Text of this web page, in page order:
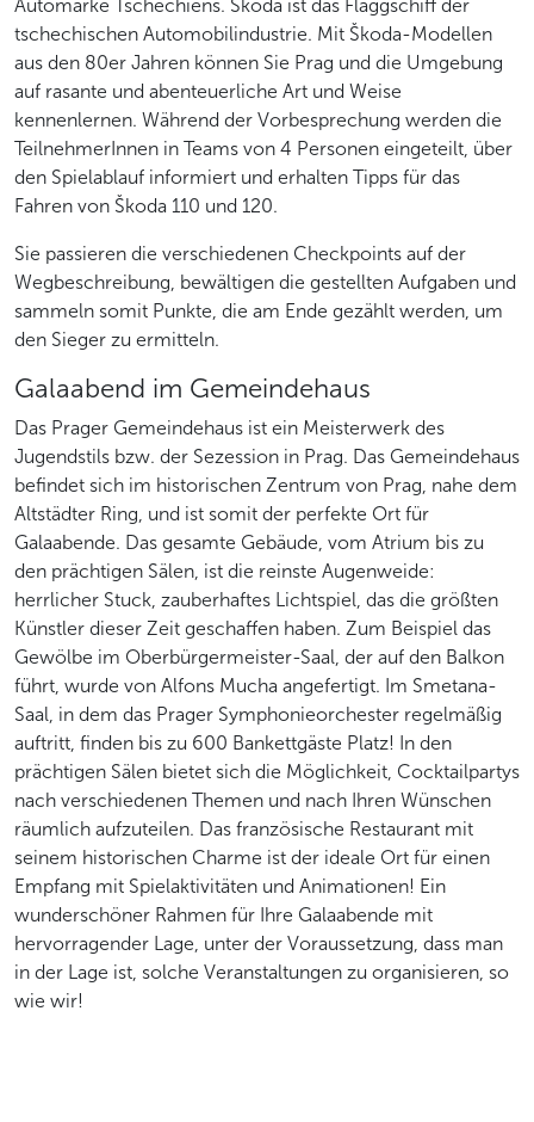
Automarke Tschechiens. Škoda ist das Flaggschiff der
tschechischen Automobilindustrie. Mit Škoda-Modellen
aus den 80er Jahren können Sie Prag und die Umgebung
auf rasante und abenteuerliche Art und Weise
kennenlernen. Während der Vorbesprechung werden die
TeilnehmerInnen in Teams von 4 Personen eingeteilt, über
den Spielablauf informiert und erhalten Tipps für das
Fahren von Škoda 110 und 120.
Sie passieren die verschiedenen Checkpoints auf der
Wegbeschreibung, bewältigen die gestellten Aufgaben und
sammeln somit Punkte, die am Ende gezählt werden, um
den Sieger zu ermitteln.
Galaabend im Gemeindehaus
Das Prager Gemeindehaus ist ein Meisterwerk des
Jugendstils bzw. der Sezession in Prag. Das Gemeindehaus
befindet sich im historischen Zentrum von Prag, nahe dem
Altstädter Ring, und ist somit der perfekte Ort für
Galaabende. Das gesamte Gebäude, vom Atrium bis zu
den prächtigen Sälen, ist die reinste Augenweide:
herrlicher Stuck, zauberhaftes Lichtspiel, das die größten
Künstler dieser Zeit geschaffen haben. Zum Beispiel das
Gewölbe im Oberbürgermeister-Saal, der auf den Balkon
führt, wurde von Alfons Mucha angefertigt. Im Smetana-
Saal, in dem das Prager Symphonieorchester regelmäßig
auftritt, finden bis zu 600 Bankettgäste Platz! In den
prächtigen Sälen bietet sich die Möglichkeit, Cocktailpartys
nach verschiedenen Themen und nach Ihren Wünschen
räumlich aufzuteilen. Das französische Restaurant mit
seinem historischen Charme ist der ideale Ort für einen
Empfang mit Spielaktivitäten und Animationen! Ein
wunderschöner Rahmen für Ihre Galaabende mit
hervorragender Lage, unter der Voraussetzung, dass man
in der Lage ist, solche Veranstaltungen zu organisieren, so
wie wir!